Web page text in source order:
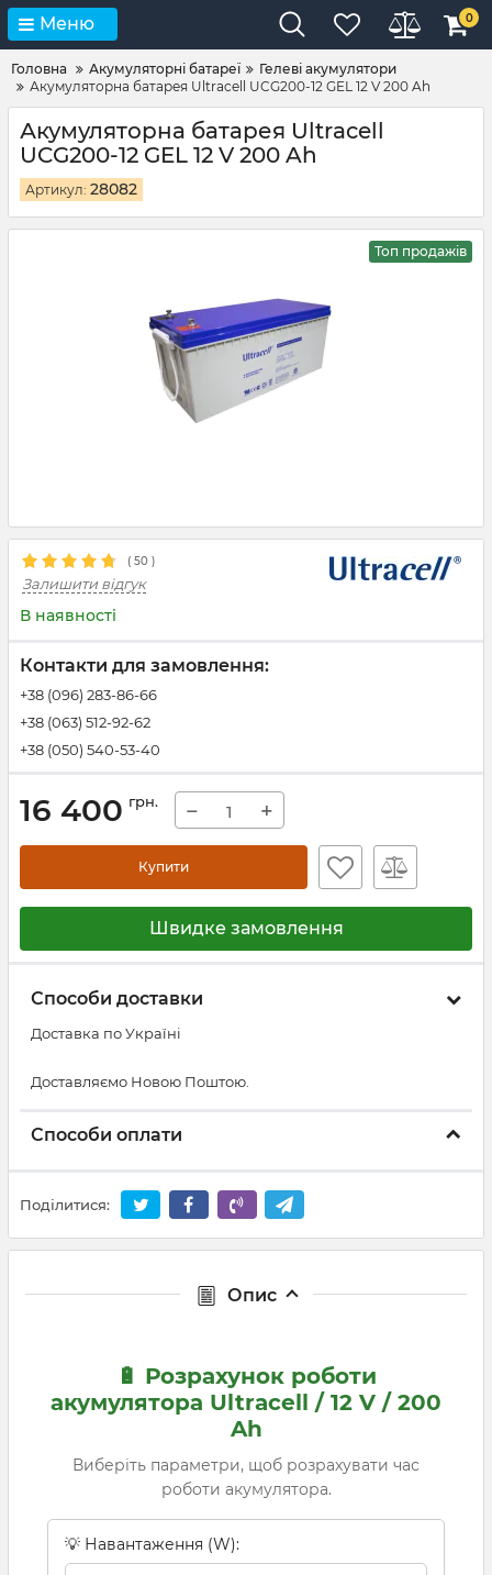
Меню 0
Головна Акумуляторні батареї
Гелеві акумулятори
Акумуляторна батарея Ultracell UCG200-12 GEL 12 V 200 Ah
Акумуляторна батарея Ultracell
UCG200-12 GEL 12 V 200 Ah
Артикул: 28082
Топ продажів
( 50 )
Залишити відгук
В наявності
Контакти для замовлення:
+38 (096) 283-86-66
+38 (063) 512-92-62
+38 (050) 540-53-40
16 400 грн. − +
Купити
Швидке замовлення
Способи доставки
Доставка по Україні
Доставляємо Новою Поштою.
Способи оплати
Поділитися:
Опис
🔋 Розрахунок роботи
акумулятора Ultracell / 12 V / 200
Ah
Виберіть параметри, щоб розрахувати час
роботи акумулятора.
💡 Навантаження (W):